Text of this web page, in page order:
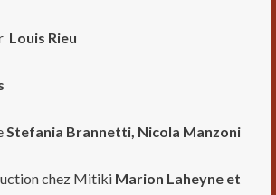
Louis Rieu
Stefania Brannetti, Nicola Manzoni
chez Mitiki Marion Laheyne et